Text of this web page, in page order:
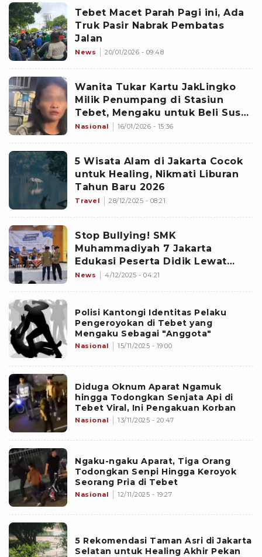
Tebet Macet Parah Pagi ini, Ada
Truk Pasir Nabrak Pembatas
Jalan
News 20/01/2026 - 09:48
Wanita Tukar Kartu JakLingko
Milik Penumpang di Stasiun
Tebet, Mengaku untuk Beli Susu
Anak
Nasional 16/01/2026 - 15:36
5 Wisata Alam di Jakarta Cocok
untuk Healing, Nikmati Liburan
Tahun Baru 2026
Travel 28/12/2025 - 08:21
Stop Bullying! SMK
Muhammadiyah 7 Jakarta
Edukasi Peserta Didik Lewat
Diskusi
News 4/12/2025 - 04:21
Polisi Kantongi Identitas Pelaku
Pengeroyokan di Tebet yang
Mengaku Sebagai "Anggota"
Nasional 15/11/2025 - 19:00
Diduga Oknum Aparat Ngamuk
hingga Todongkan Senjata Api di
Tebet Viral, Ini Pengakuan Korban
Nasional 13/11/2025 - 20:47
Ngaku-ngaku Aparat, Tiga Orang
Todongkan Senpi Hingga Keroyok
Seorang Pria di Tebet
Nasional 12/11/2025 - 19:27
5 Rekomendasi Taman Asri di Jakarta
Selatan untuk Healing Akhir Pekan